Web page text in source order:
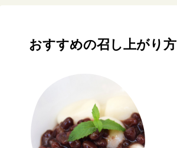
おすすめの召し上がり方